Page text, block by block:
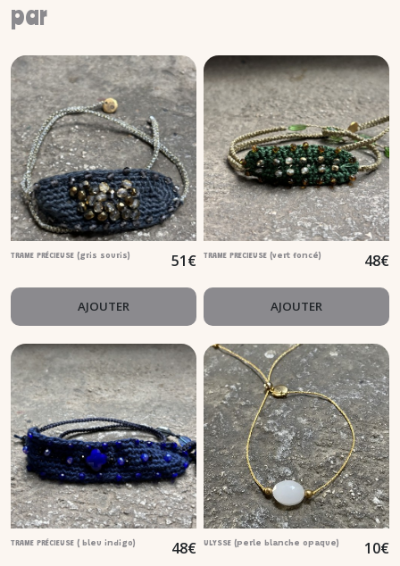
par
TRAME PRÉCIEUSE (gris souris) 51€
AJOUTER
TRAME PRECIEUSE (vert foncé) 48€
AJOUTER
TRAME PRÉCIEUSE ( bleu indigo) 48€ ULYSSE (perle blanche opaque) 10€